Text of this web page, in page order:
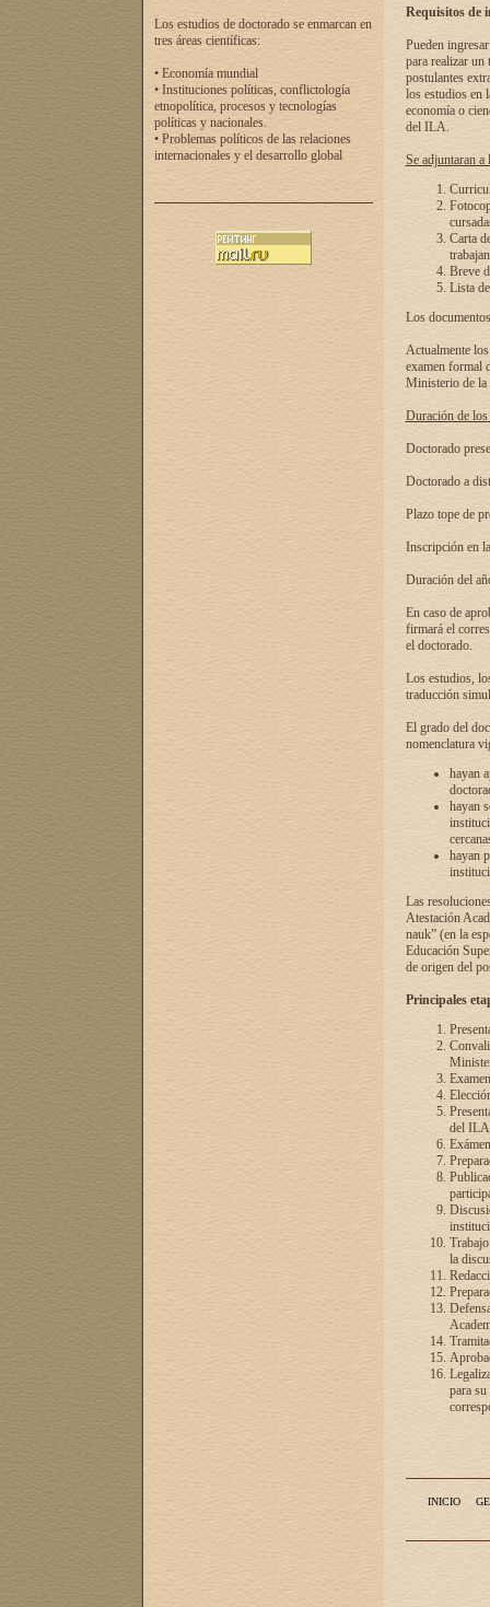
Los estudios de doctorado se enmarcan en
tres áreas científicas:
• Economía mundial
• Instituciones políticas, conflictología
etnopolítica, procesos y tecnologías
políticas y nacionales.
• Problemas políticos de las relaciones
internacionales y el desarrollo global
Requisitos de
Pueden
para realizar un
postulantes
los estudios en
economía o
del ILA.
Se adjuntaran a
Carta
Breve
Lista
Los
Actualmente
examen formal
Ministerio de la
Duración de
Doctorado
Doctorado a
Plazo tope de
Inscripción en
Duración del
En caso de
firmará el
el doctorado.
Los estudios,
traducción
El grado del
nomenclatura
hayan
hayan
hayan
Las
Atestación
nauk” (en la
Educación
de origen del
Principales
del
la
para
INICIO